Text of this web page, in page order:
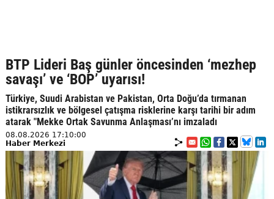
BTP Lideri Baş günler öncesinden ‘mezhep
savaşı’ ve ‘BOP’ uyarısı!
Türkiye, Suudi Arabistan ve Pakistan, Orta Doğu’da tırmanan
istikrarsızlık ve bölgesel çatışma risklerine karşı tarihi bir adım
atarak "Mekke Ortak Savunma Anlaşması’nı imzaladı
08.08.2026 17:10:00
Haber Merkezi